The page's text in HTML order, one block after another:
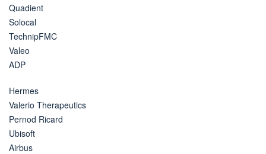
Quadient
Solocal
TechnipFMC
Valeo
ADP
Hermes
Valerio Therapeutics
Pernod Ricard
Ubisoft
Airbus